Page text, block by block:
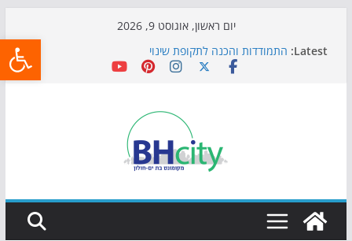
יום ראשון, אוגוסט 9, 2026
Latest: התמודדות והכנה לתקופת שינוי
אי ההרפתקאות ממשיך לכבוש את הגינות: מאות משפחות
כדורגל באווירה מיוחדת: הקרנת גמר המונדיאל בטרמינל
הקיץ של בני הנוער בבת־ים: חוף הריביירה הופך למרחב
בטוח בשעות הערב